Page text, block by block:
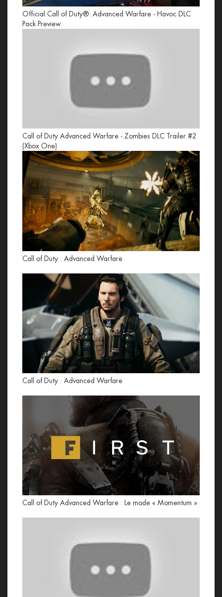
Official Call of Duty®: Advanced Warfare - Havoc DLC
Pack Preview
Call of Duty Advanced Warfare - Zombies DLC Trailer #2
(Xbox One)
Call of Duty : Advanced Warfare
Call of Duty : Advanced Warfare
Call of Duty Advanced Warfare : Le mode « Momentum »